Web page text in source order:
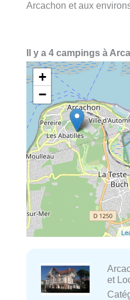
Arcachon et aux
Il y a 4 campings à
+
−
et